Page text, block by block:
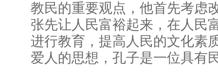
教民的重要观点，他首先考虑
张先让人民富裕起来，在人民
进行教育，提高人民的文化素
爱人的思想，孔子是一位具有